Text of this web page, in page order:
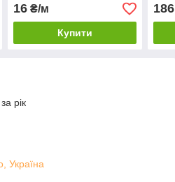
16₴/м
Купити
рік
Україна